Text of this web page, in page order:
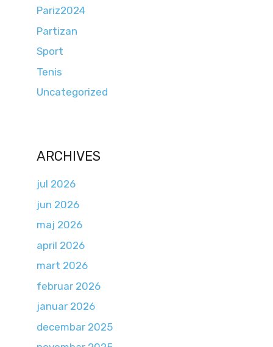
Pariz2024
Partizan
Sport
Tenis
Uncategorized
ARCHIVES
jul 2026
jun 2026
maj 2026
april 2026
mart 2026
februar 2026
januar 2026
decembar 2025